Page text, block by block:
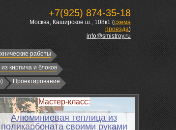
+7(925) 874-35-18
Москва, Каширское ш., 108к1 (схема
проезда)
info@smistroy.ru
работы
из кирпича и блоков
Проектирование
Мастер-класс:
Алюминиевая теплица из
поликарбоната своими руками